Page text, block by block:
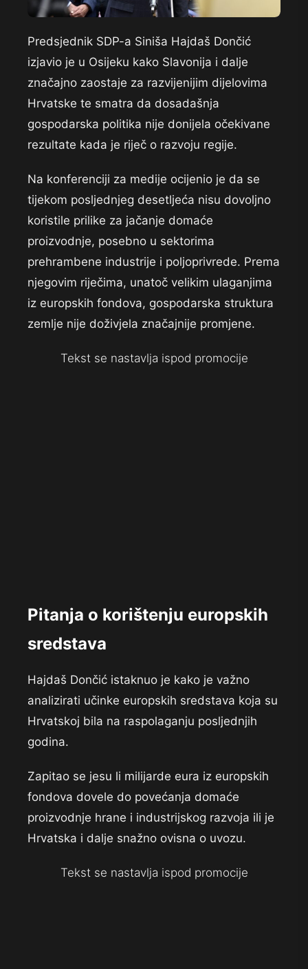
Predsjednik SDP-a Siniša Hajdaš Dončić
izjavio je u Osijeku kako Slavonija i dalje
značajno zaostaje za razvijenijim dijelovima
Hrvatske te smatra da dosadašnja
gospodarska politika nije donijela očekivane
rezultate kada je riječ o razvoju regije.
Na konferenciji za medije ocijenio je da se
tijekom posljednjeg desetljeća nisu dovoljno
koristile prilike za jačanje domaće
proizvodnje, posebno u sektorima
prehrambene industrije i poljoprivrede. Prema
njegovim riječima, unatoč velikim ulaganjima
iz europskih fondova, gospodarska struktura
zemlje nije doživjela značajnije promjene.
Tekst se nastavlja ispod promocije
Pitanja o korištenju europskih
sredstava
Hajdaš Dončić istaknuo je kako je važno
analizirati učinke europskih sredstava koja su
Hrvatskoj bila na raspolaganju posljednjih
godina.
Zapitao se jesu li milijarde eura iz europskih
fondova dovele do povećanja domaće
proizvodnje hrane i industrijskog razvoja ili je
Hrvatska i dalje snažno ovisna o uvozu.
Tekst se nastavlja ispod promocije